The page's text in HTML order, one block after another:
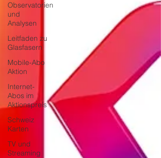
Observatorien
und
Analysen
Leitfaden zu
Glasfasern
Mobile-Abo
Aktion
Internet-
Abos im
Aktionspreis
Schweiz
Karten
TV und
Streaming